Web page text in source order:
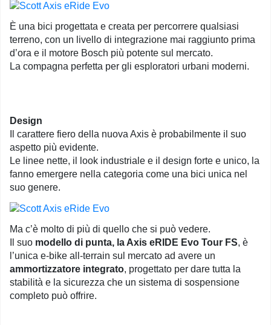
È una bici progettata e creata per percorrere qualsiasi
terreno, con un livello di integrazione mai raggiunto prima
d’ora e il motore Bosch più potente sul mercato.
La compagna perfetta per gli esploratori urbani moderni.
Design
Il carattere fiero della nuova Axis è probabilmente il suo
aspetto più evidente.
Le linee nette, il look industriale e il design forte e unico, la
fanno emergere nella categoria come una bici unica nel
suo genere.
Ma c’è molto di più di quello che si può vedere.
Il suo modello di punta, la Axis eRIDE Evo Tour FS, è
l’unica e-bike all-terrain sul mercato ad avere un
ammortizzatore integrato, progettato per dare tutta la
stabilità e la sicurezza che un sistema di sospensione
completo può offrire.